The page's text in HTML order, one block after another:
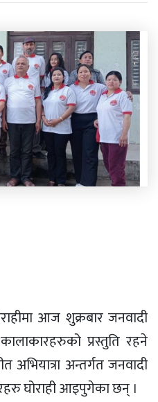
आज शुक्रबार जनवादी
प्रस्तुति रहने
अभियात्रा अन्तर्गत जनवादी
घोराही आइपुगेका छन् ।